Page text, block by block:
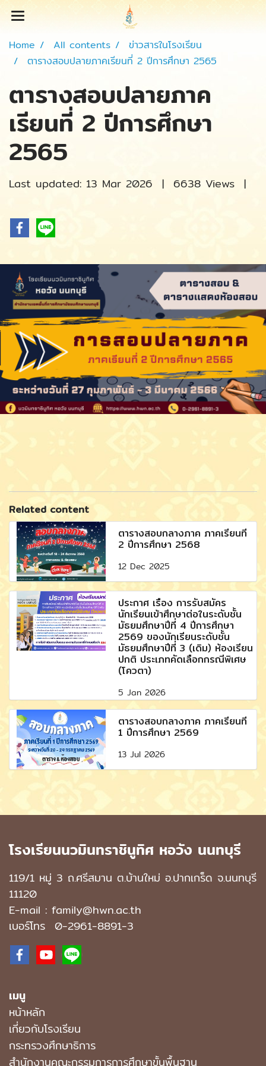
Home All contents
ข่าวสารในโรงเรียน
ตารางสอบปลายภาคเรียนที่ 2 ปีการศึกษา 2565
ตารางสอบปลายภาค
เรียนที่ 2 ปีการศึกษา
2565
Last updated: 13 Mar 2026 | 6638 Views |
Related content
ตารางสอบกลางภาค ภาคเรียนที่
2 ปีการศึกษา 2568
12 Dec 2025
ประกาศ เรื่อง การรับสมัคร
นักเรียนเข้าศึกษาต่อในระดับชั้น
มัธยมศึกษาปีที่ 4 ปีการศึกษา
2569 ของนักเรียนระดับชั้น
มัธยมศึกษาปีที่ 3 (เดิม) ห้องเรียน
ปกติ ประเภทคัดเลือกกรณีพิเศษ
(โควตา)
5 Jan 2026
ตารางสอบกลางภาค ภาคเรียนที่
1 ปีการศึกษา 2569
13 Jul 2026
โรงเรียนนวมินทราชินูทิศ หอวัง นนทบุรี
119/1 หมู่ 3 ถ.ศรีสมาน ต.บ้านใหม่ อ.ปากเกร็ด จ.นนทบุรี
11120
E-mail : family@hwn.ac.th
เบอร์โทร 0-2961-8891-3
เมนู
หน้าหลัก
เกี่ยวกับโรงเรียน
กระทรวงศึกษาธิการ
สำนักงานคณะกรรมการการศึกษาขั้นพื้นฐาน